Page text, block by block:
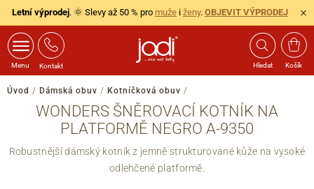
Letní výprodej. 🌞 Slevy až 50 % pro muže i ženy. OBJEVIT VÝPRODEJ
Menu Kontakt Hledat Košík
Úvod / Dámská obuv / Kotníčková obuv /
WONDERS ŠNĚROVACÍ KOTNÍK NA
PLATFORMĚ NEGRO A-9350
Robustnější dámský kotník z jemně strukturované kůže na vysoké
odlehčené platformě.